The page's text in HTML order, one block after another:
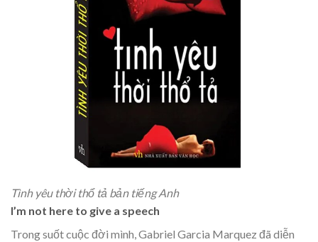
Tình yêu thời thổ tả bản tiếng Anh
I’m not here to give a speech
Trong suốt cuộc đời mình, Gabriel Garcia Marquez đã diễn